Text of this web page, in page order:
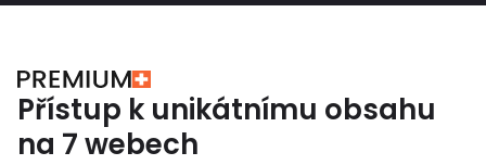
Přístup k unikátnímu obsahu
na 7 webech